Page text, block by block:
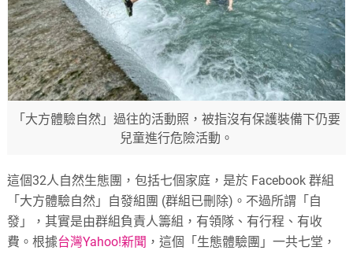
「大方體驗自然」過往的活動照，被指沒有保護裝備下仍要
兒童進行危險活動。
這個32人自然生態團，包括七個家庭，是於 Facebook 群組
「大方體驗自然」自發組團 (群組已刪除)。不過所謂「自
發」，其實是由群組負責人籌組，有領隊、有行程、有收
費。根據台灣Yahoo!新聞 ，這個「生態體驗團」一共七堂，